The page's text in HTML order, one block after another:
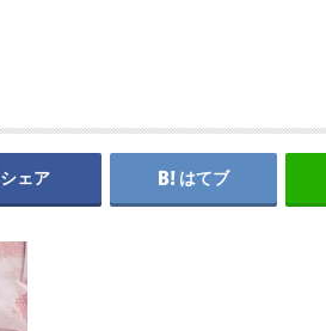
シェア はてブ